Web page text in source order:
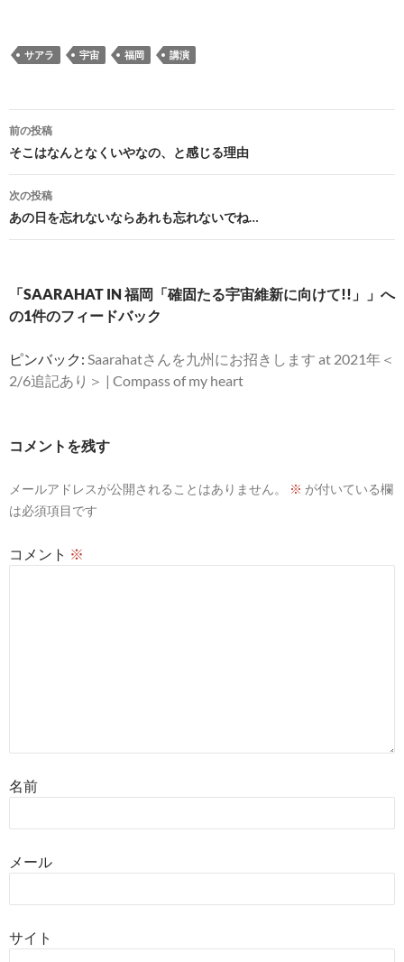
サアラ 宇宙 福岡 講演
投
稿
ナ
ビ
ゲ
ー
シ
ン
前の投稿
そこはなんとなくいやなの、と感じる理由
次の投稿
あの日を忘れないならあれも忘れないでね…
「SAARAHAT IN 福岡「確固たる宇宙維新に向けて!!」」へ
の1件のフィードバック
ピンバック: Saarahatさんを九州にお招きします at 2021年＜
2/6追記あり＞ | Compass of my heart
コメントを残す
メールアドレスが公開されることはありません。 ※ が付いている欄
は必須項目です
コメント ※
名前
メール
サイト